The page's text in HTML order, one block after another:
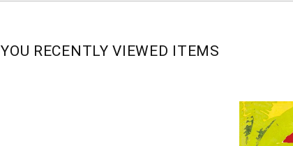
YOU RECENTLY VIEWED ITEMS